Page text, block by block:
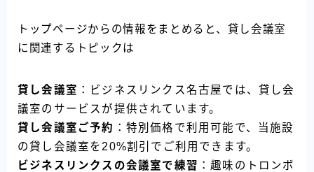
会社案内
トップページからの情報をまとめると、貸し会議室
に関連するトピックは
貸し会議室 ：ビジネスリンクス名古屋では、貸し会
議室のサービスが提供されています。
貸し会議室ご予約 ：特別価格で利用可能で、当施設
の貸し会議室を20%割引でご利用できます。
ビジネスリンクスの会議室で練習 ：趣味のトロンボ